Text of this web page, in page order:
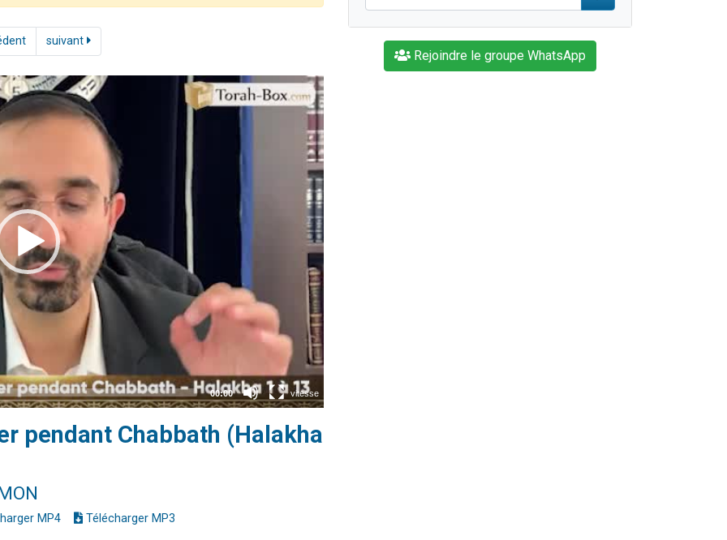
suivant
pendant Chabbath (Halakha
MP4 Télécharger MP3
Rejoindre le groupe WhatsApp